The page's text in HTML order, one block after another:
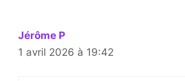
Jérôme P
1 avril 2026 à 19:42